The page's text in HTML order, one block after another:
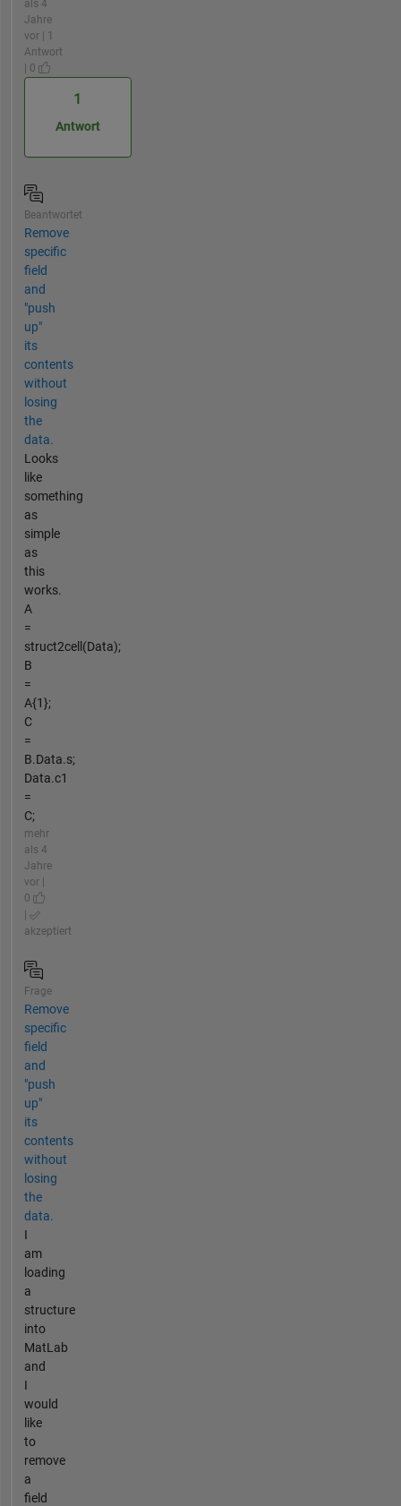
als 4
Jahre
vor | 1
Antwort
| 0
1
Antwort
Beantwortet
Remove
specific
field
and
"push
up"
its
contents
without
losing
the
data.
Looks
like
something
as
simple
as
this
works.
A
=
struct2cell(Data);
B
=
A{1};
C
=
B.Data.s;
Data.c1
=
C;
mehr
als 4
Jahre
vor |
0
|
akzeptiert
Frage
Remove
specific
field
and
"push
up"
its
contents
without
losing
the
data.
I
am
loading
a
structure
into
MatLab
and
I
would
like
to
remove
a
field